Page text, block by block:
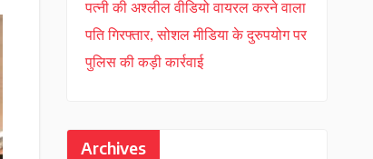
पत्नी की अश्लील वीडियो वायरल करने वाला
पति गिरफ्तार, सोशल मीडिया के दुरुपयोग पर
पुलिस की कड़ी कार्रवाई
Archives